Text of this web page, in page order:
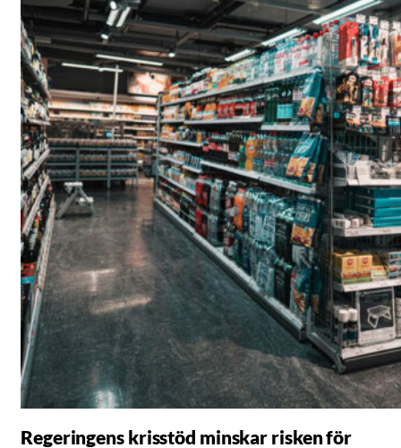
Regeringens krisstöd minskar risken för